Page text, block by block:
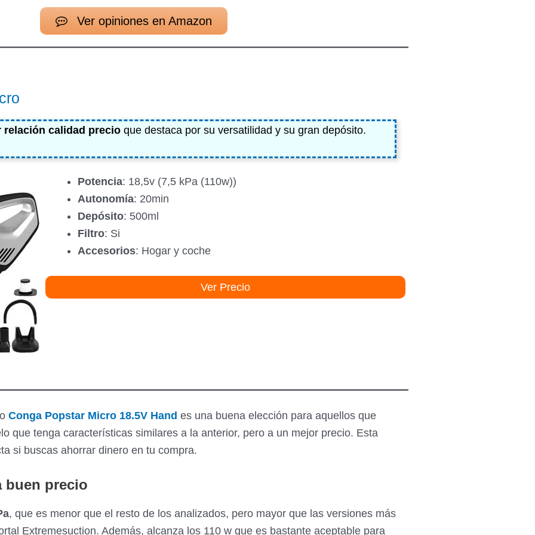
POTENCIA AUTONOMÍA USOS DEPÓSITO
10 kPa (150
25 min
Sólido y
líquido
500 ml Hogar y coche
7 kPa (100w) 20 min
Sólido y
5,5 kPa
(75w)
líquido
500 ml
Ver opiniones en Amazon
relación calidad precioque destaca por su versatilidad y su gran depósito.
Potencia: 18,5v (7,5 kPa (110w))
Autonomía: 20min
Depósito: 500ml
Filtro: Si
Accesorios: Hogar y coche
Ver Precio
Conga Popstar Micro 18.5V Hand es una buena elección para aquellos que
que tenga características similares a la anterior, pero a un mejor precio. Esta
si buscas ahorrar dinero en tu compra.
buen precio
, que es menor que el resto de los analizados, pero mayor que las versiones más
Extremesuction. Además, alcanza los 110 w que es bastante aceptable para